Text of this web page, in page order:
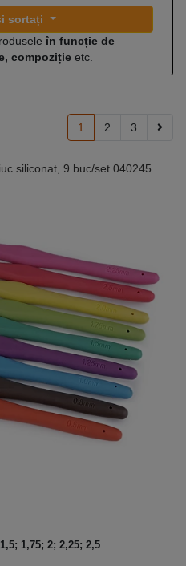
sortați
în funcție de
compoziție etc.
1 2 3
siliconat, 9 buc/set 040245
1,75; 2; 2,25; 2,5